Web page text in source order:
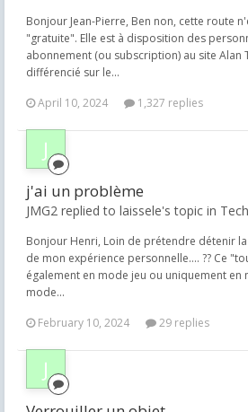
Bonjour Jean-Pierre, Ben non, cette route
"gratuite". Elle est à disposition des
abonnement (ou subscription) au site Alan
différencié sur le...
April 10, 2024
1,327 replies
j'ai un problème
JMG2 replied to laissele's topic in
Bonjour Henri, Loin de prétendre détenir
de mon expérience personnelle.... ?? Ce
également en mode jeu ou uniquement en
mode...
February 10, 2024
29 replies